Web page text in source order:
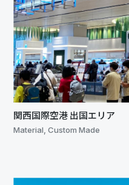
関西国際空港 出国エリア
Material, Custom Made